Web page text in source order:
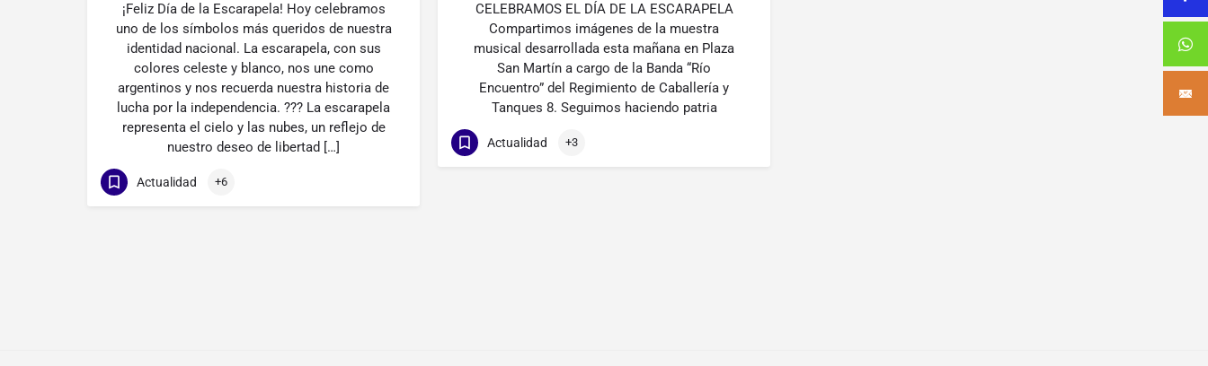
¡Feliz Día de la Escarapela! Hoy celebramos
uno de los símbolos más queridos de nuestra
identidad nacional. La escarapela, con sus
colores celeste y blanco, nos une como
argentinos y nos recuerda nuestra historia de
lucha por la independencia. ??? La escarapela
representa el cielo y las nubes, un reflejo de
nuestro deseo de libertad […]
Actualidad +6
CELEBRAMOS EL DÍA DE LA ESCARAPELA
Compartimos imágenes de la muestra
musical desarrollada esta mañana en Plaza
San Martín a cargo de la Banda “Río
Encuentro” del Regimiento de Caballería y
Tanques 8. Seguimos haciendo patria
Actualidad +3